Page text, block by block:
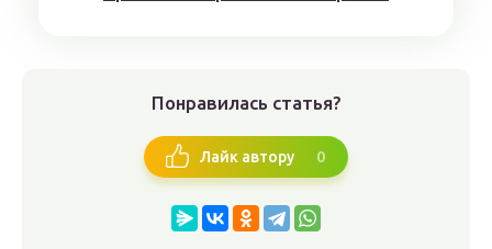
Понравилась статья?
Лайк автору 0